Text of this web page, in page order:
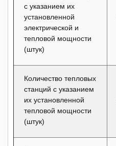
с указанием их
установленной
электрической и
тепловой мощности
(штук)
Количество тепловых
станций с указанием
их установленной
тепловой мощности
(штук)